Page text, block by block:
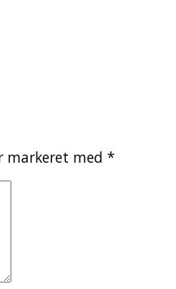
markeret med *